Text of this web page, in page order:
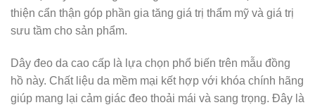
thiện cẩn thận góp phần gia tăng giá trị thẩm mỹ và giá trị
sưu tầm cho sản phẩm.
Dây đeo da cao cấp là lựa chọn phổ biến trên mẫu đồng
hồ này. Chất liệu da mềm mại kết hợp với khóa chính hãng
giúp mang lại cảm giác đeo thoải mái và sang trọng. Đây là